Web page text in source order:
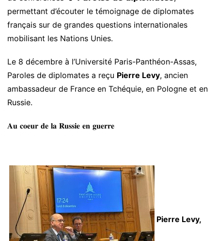
permettant d’écouter le témoignage de diplomates
français sur de grandes questions internationales
mobilisant les Nations Unies.
Le 8 décembre à l’Université Paris-Panthéon-Assas,
Paroles de diplomates a reçu Pierre Levy, ancien
ambassadeur de France en Tchéquie, en Pologne et en
Russie.
𝐀𝐮 𝐜𝐨𝐞𝐮𝐫 𝐝𝐞 𝐥𝐚 𝐑𝐮𝐬𝐬𝐢𝐞 𝐞𝐧 𝐠𝐮𝐞𝐫𝐫𝐞
Pierre Levy,